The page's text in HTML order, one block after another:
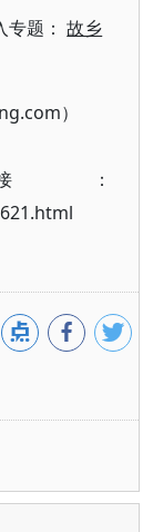
专题：故乡
）
：